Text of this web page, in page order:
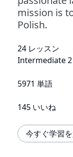
mission is
Polish.
24 レッスン
Intermediate 2
5971 単語
145 いいね
今すぐ学習